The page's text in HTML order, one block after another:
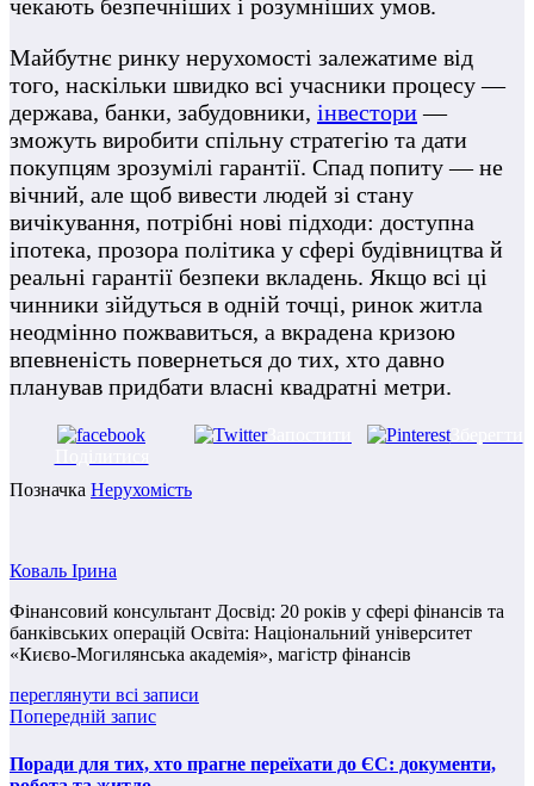
чекають безпечніших і розумніших умов.
Майбутнє ринку нерухомості залежатиме від
того, наскільки швидко всі учасники процесу —
держава, банки, забудовники, інвестори—
зможуть виробити спільну стратегію та дати
покупцям зрозумілі гарантії. Спад попиту — не
вічний, але щоб вивести людей зі стану
вичікування, потрібні нові підходи: доступна
іпотека, прозора політика у сфері будівництва й
реальні гарантії безпеки вкладень. Якщо всі ці
чинники зійдуться в одній точці, ринок житла
неодмінно пожвавиться, а вкрадена кризою
впевненість повернеться до тих, хто давно
планував придбати власні квадратні метри.
Запостити Зберегти
Позначка Нерухомість
Коваль Ірина
Фінансовий консультант Досвід: 20 років у сфері фінансів та
банківських операцій Освіта: Національний університет
«Києво-Могилянська академія», магістр фінансів
переглянути всі записи
Попередній запис
Поради для тих, хто прагне переїхати до ЄС: документи,